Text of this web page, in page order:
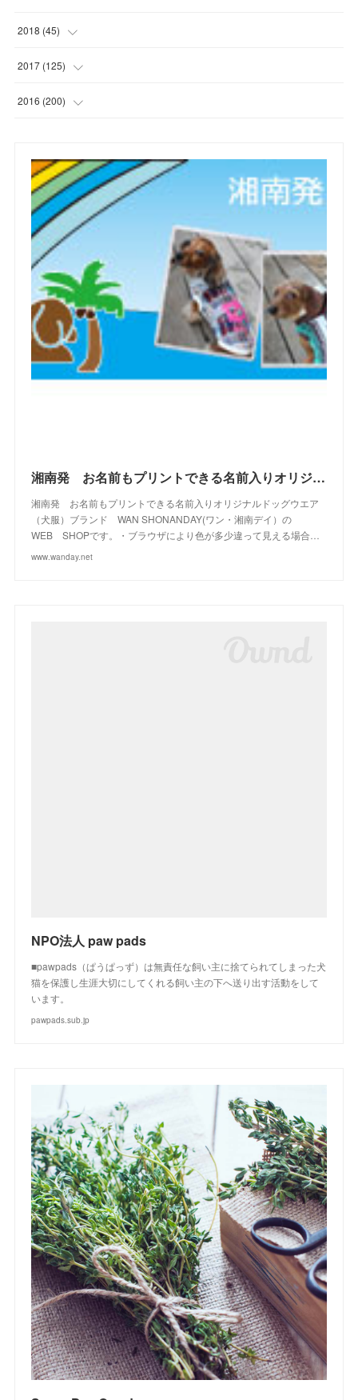
2018 (45)
(1)
(1)
(7)
(2)
(4)
4)
(13)
2017 (125)
(6)
(9)
(10 )
)
(11
(15)
10)
(16)
13)
2016 (200)
(17)
(19)
22)
(28)
(21)
23)
)
(2) 湘南発 お名前もプリントできる名前入りオリジナルドッグウエアブランド WAN SHONANDAY(ワン・湘南デイ）の WEB SHOPです
湘南発 お名前もプリントできる名前入りオリジナルドッグウエア
（犬服）ブランド WAN SHONANDAY(ワン・湘南デイ）の
WEB SHOPです。・ブラウザにより色が多少違って見える場合…
www.wanday.net
NPO法人 paw pads
■pawpads（ぱうぱっず）は無責任な飼い主に捨てられてしまった犬
猫を保護し生涯大切にしてくれる飼い主の下へ送り出す活動をして
います。
pawpads.sub.jp